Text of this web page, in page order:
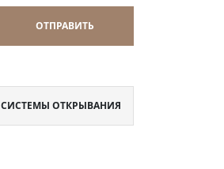
ОТПРАВИТЬ
СИСТЕМЫ ОТКРЫВАНИЯ